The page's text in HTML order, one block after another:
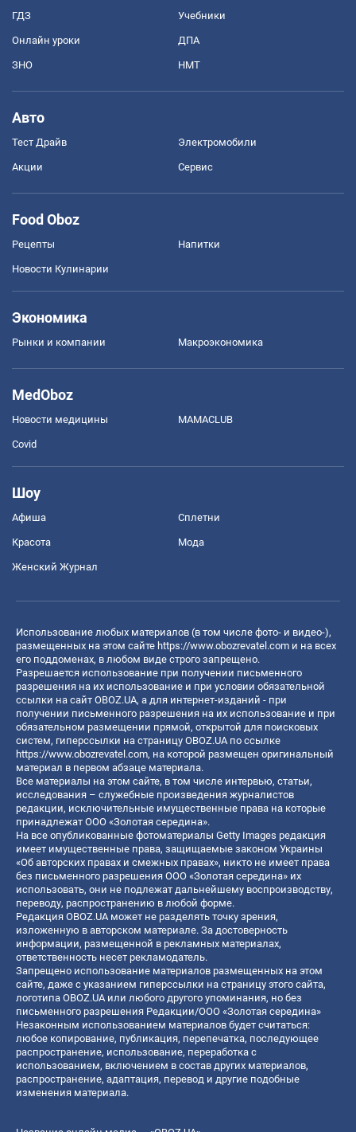
ГДЗ Учебники
Онлайн уроки ДПА
ЗНО НМТ
Авто
Тест Драйв Электромобили
Акции Сервис
Food Oboz
Рецепты Напитки
Новости Кулинарии
Экономика
Рынки и компании Mакроэкономика
MedOboz
Новости медицины MAMACLUB
Covid
Шоу
Афиша Сплетни
Красота Мода
Женский Журнал
Использование любых материалов (в том числе фото- и видео-),
размещенных на этом сайте https://www.obozrevatel.com и на всех
его поддоменах, в любом виде строго запрещено.
Разрешается использование при получении письменного
разрешения на их использование и при условии обязательной
ссылки на сайт OBOZ.UA, а для интернет-изданий - при
получении письменного разрешения на их использование и при
обязательном размещении прямой, открытой для поисковых
систем, гиперссылки на страницу OBOZ.UA по ссылке
https://www.obozrevatel.com, на которой размещен оригинальный
материал в первом абзаце материала.
Все материалы на этом сайте, в том числе интервью, статьи,
исследования – служебные произведения журналистов
редакции, исключительные имущественные права на которые
принадлежат ООО «Золотая середина».
На все опубликованные фотоматериалы Getty Images редакция
имеет имущественные права, защищаемые законом Украины
«Об авторских правах и смежных правах», никто не имеет права
без письменного разрешения ООО «Золотая середина» их
использовать, они не подлежат дальнейшему воспроизводству,
переводу, распространению в любой форме.
Редакция OBOZ.UA может не разделять точку зрения,
изложенную в авторском материале. За достоверность
информации, размещенной в рекламных материалах,
ответственность несет рекламодатель.
Запрещено использование материалов размещенных на этом
сайте, даже с указанием гиперссылки на страницу этого сайта,
логотипа OBOZ.UA или любого другого упоминания, но без
письменного разрешения Редакции/ООО «Золотая середина»
Незаконным использованием материалов будет считаться:
любое копирование, публикация, перепечатка, последующее
распространение, использование, переработка с
использованием, включением в состав других материалов,
распространение, адаптация, перевод и другие подобные
изменения материала.